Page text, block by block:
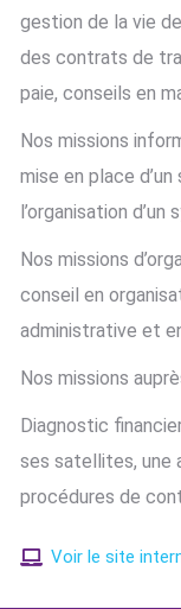
gestion de la vie
des contrats de
paie, conseils en
Nos missions
mise en place
l’organisation
Nos missions
conseil en
administrative et
Nos missions
Diagnostic
ses satellites, une
procédures de
Voir le site